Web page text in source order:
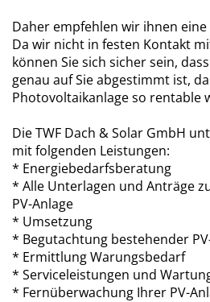
Daher empfehlen wir ihnen
Da wir nicht in festen Kontakt
können Sie sich sicher sein,
genau auf Sie abgestimmt ist,
Photovoltaikanlage so rentable
Die TWF Dach & Solar GmbH
mit folgenden Leistungen:
* Energiebedarfsberatung
* Alle Unterlagen und Anträge
PV-Anlage
* Umsetzung
* Begutachtung bestehender
* Ermittlung Warungsbedarf
* Serviceleistungen und
* Fernüberwachung Ihrer PV-